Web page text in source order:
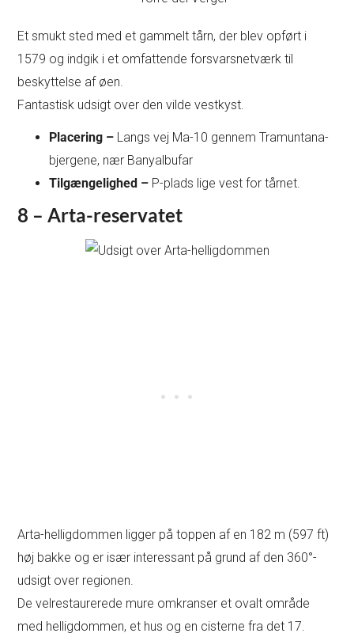
Et smukt sted med et gammelt tårn, der blev opført i
1579 og indgik i et omfattende forsvarsnetværk til
beskyttelse af øen.
Fantastisk udsigt over den vilde vestkyst.
Placering – Langs vej Ma-10 gennem Tramuntana-
bjergene, nær Banyalbufar
Tilgængelighed – P-plads lige vest for tårnet.
8 – Arta-reservatet
Arta-helligdommen ligger på toppen af en 182 m (597 ft)
høj bakke og er især interessant på grund af den 360°-
udsigt over regionen.
De velrestaurerede mure omkranser et ovalt område
med helligdommen, et hus og en cisterne fra det 17.